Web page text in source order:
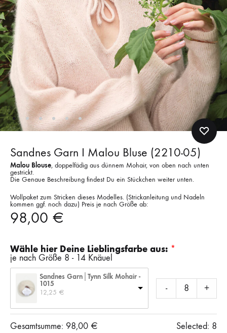
Sandnes Garn I Malou Bluse (2210-05)
Malou Blouse, doppelfädig aus dünnem Mohair, von oben nach unten
gestrickt.
Die Genaue Beschreibung findest Du ein Stückchen weiter unten.
Wollpaket zum Stricken dieses Modelles. (Strickanleitung und Nadeln
kommen ggf. noch dazu) Preis je nach Größe ab:
98,00 €
Wähle hier Deine Lieblingsfarbe aus:
je nach Größe 8 - 14 Knäuel
Sandnes Garn│Tynn Silk Mohair -
1015
12,25 € - +
Gesamtsumme: 98,00 € Selected: 8